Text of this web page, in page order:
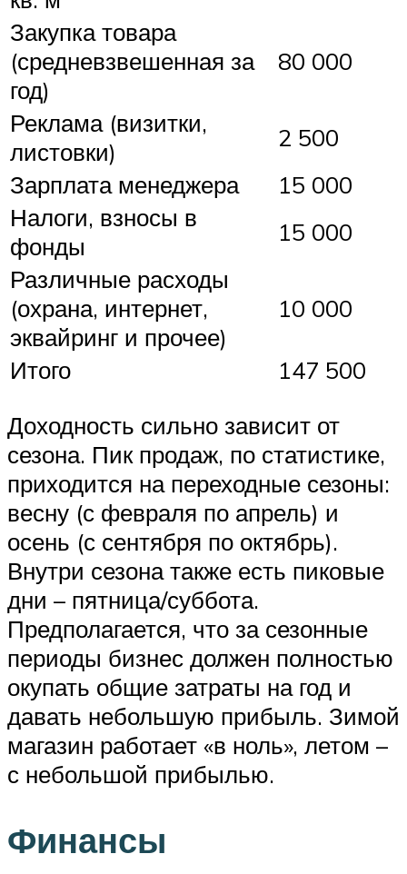
Закупка товара
(средневзвешенная за
год)
80 000
Реклама (визитки,
листовки)
2 500
Зарплата менеджера
15 000
Налоги, взносы в
фонды
15 000
Различные расходы
(охрана, интернет,
эквайринг и прочее)
10 000
Итого
147 500
Доходность сильно зависит от
сезона. Пик продаж, по статистике,
приходится на переходные сезоны:
весну (с февраля по апрель) и
осень (с сентября по октябрь).
Внутри сезона также есть пиковые
дни – пятница/суббота.
Предполагается, что за сезонные
периоды бизнес должен полностью
окупать общие затраты на год и
давать небольшую прибыль. Зимой
магазин работает «в ноль», летом –
с небольшой прибылью.
Финансы